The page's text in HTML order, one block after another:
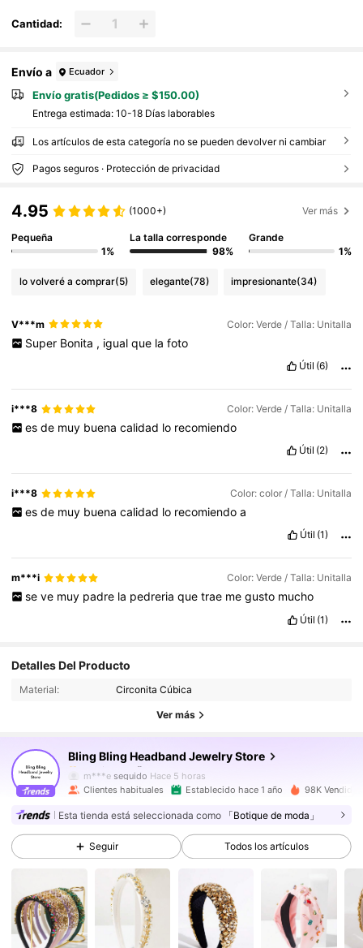
Cantidad:
Envío a Ecuador
Envío gratis(Pedidos ≥ $150.00)
Entrega estimada: 10-18 Días laborables
Los artículos de esta categoría no se pueden devolver ni cambiar
Pagos seguros · Protección de privacidad
4.95 (1000+) Ver más
Pequeña
1%
La talla corresponde
98%
Grande
1%
lo volveré a comprar(5) elegante(78) impresionante(34)
V***m Color: Verde / Talla: Unitalla
Super Bonita , igual que la foto
Útil (6)
i***8 Color: Verde / Talla: Unitalla
es de muy buena calidad lo recomiendo
Útil (2)
i***8 Color: color / Talla: Unitalla
es de muy buena calidad lo recomiendo a
Útil (1)
m***i Color: Verde / Talla: Unitalla
se ve muy padre la pedreria que trae me gusto mucho
Útil (1)
Detalles Del Producto
Material: Circonita Cúbica
Ver más
Bling Bling Headband Jewelry Store
4.95
38K Seguidores
m***eseguido Hace 5 horas
4.95
38K Seguidores
4.95 38K Seguidores
4.95 38K Seguidores
38K Seguidores
4.95 38K Seguidores
4.95 38K Seguidores
Clientes habituales Establecido hace 1 año 98K Vendido
Esta tienda está seleccionada como 「Botique de moda」
Seguir Todos los artículos